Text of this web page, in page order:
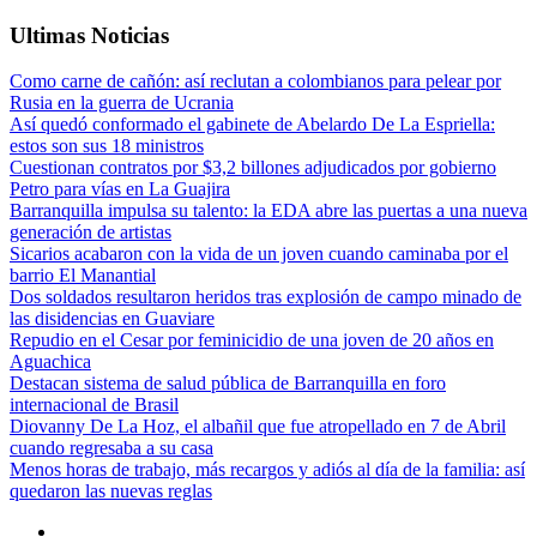
Ultimas Noticias
Como carne de cañón: así reclutan a colombianos para pelear por
Rusia en la guerra de Ucrania
Así quedó conformado el gabinete de Abelardo De La Espriella:
estos son sus 18 ministros
Cuestionan contratos por $3,2 billones adjudicados por gobierno
Petro para vías en La Guajira
Barranquilla impulsa su talento: la EDA abre las puertas a una nueva
generación de artistas
Sicarios acabaron con la vida de un joven cuando caminaba por el
barrio El Manantial
Dos soldados resultaron heridos tras explosión de campo minado de
las disidencias en Guaviare
Repudio en el Cesar por feminicidio de una joven de 20 años en
Aguachica
Destacan sistema de salud pública de Barranquilla en foro
internacional de Brasil
Diovanny De La Hoz, el albañil que fue atropellado en 7 de Abril
cuando regresaba a su casa
Menos horas de trabajo, más recargos y adiós al día de la familia: así
quedaron las nuevas reglas